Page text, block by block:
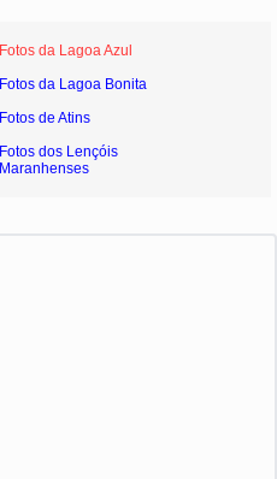
Fotos da Lagoa Azul
Fotos da Lagoa Bonita
Fotos de Atins
Fotos dos Lençóis
Maranhenses